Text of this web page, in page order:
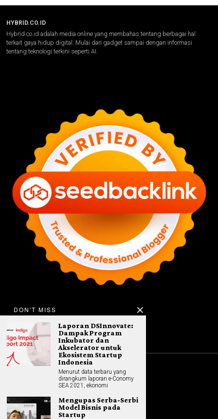
HYBRID.CO.ID
Hybrid.co.id adalah media online yang membahas tentang berbagai hal
terkait gaya hidup digital. Mulai dari gadget sampai dengan informasi
tentang teknologi terkini seperti AI.
All rights reserved. Hybrid.co.id
GADGET
DON'T MISS
Laporan DSInnovate:
Dampak Program
Inkubator dan
Akselerator untuk
Ekosistem Startup
Indonesia
Menurut data terbaru yang
dirangkum laporan e-Conomy
SEA 2021, ekonomi
Mengupas Serba-Serbi
Model Bisnis pada
Startup